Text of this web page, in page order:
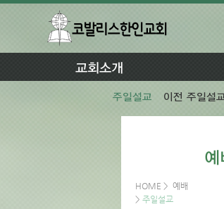
HOME > 예배
> 주일설교